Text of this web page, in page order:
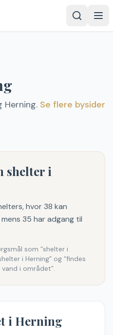
Herning. Se flere bysider
shelter i
hvor 38 kan
35 har adgang til
som “shelter i
i Herning” og “findes
i området”.
i Herning